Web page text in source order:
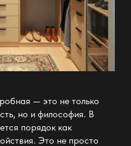
— это не только
но и философия. В
порядоккак
Это не просто